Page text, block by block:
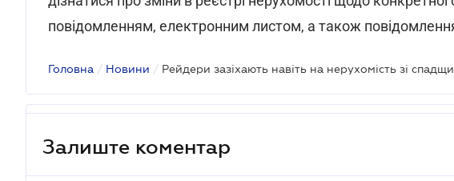
повідомленням, електронним листом, а також
Головна / Новини / Рейдери зазіхають навіть на нерухомість зі
Залиште коментар